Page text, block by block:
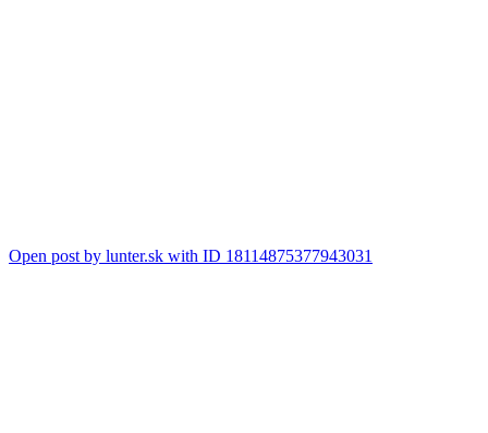
Open post by lunter.sk with ID 18114875377943031